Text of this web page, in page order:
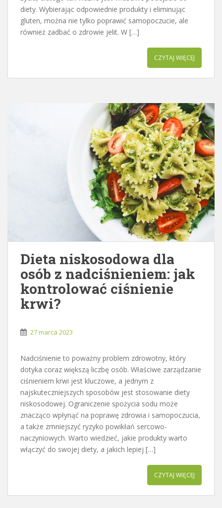
diety. Wybierając odpowiednie produkty i eliminując
gluten, można nie tylko poprawić samopoczucie, ale
również zadbać o zdrowie jelit. W […]
CZYTAJ WIĘCEJ
Dieta niskosodowa dla
osób z nadciśnieniem: jak
kontrolować ciśnienie
krwi?
27 marca 2023
Nadciśnienie to poważny problem zdrowotny, który
dotyka coraz większą liczbę osób. Właściwe zarządzanie
ciśnieniem krwi jest kluczowe, a jednym z
najskuteczniejszych sposobów jest stosowanie diety
niskosodowej. Ograniczenie spożycia sodu może
znacząco wpłynąć na poprawę zdrowia i samopoczucia,
a także zmniejszyć ryzyko powikłań sercowo-
naczyniowych. Warto wiedzieć, jakie produkty warto
włączyć do swojej diety, a jakich lepiej […]
CZYTAJ WIĘCEJ